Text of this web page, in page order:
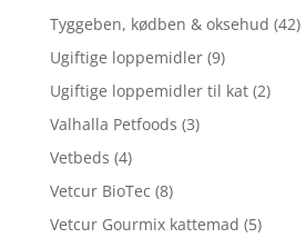
Tyggeben, kødben & oksehud (42)
Ugiftige loppemidler (9)
Ugiftige loppemidler til kat (2)
Valhalla Petfoods (3)
Vetbeds (4)
Vetcur BioTec (8)
Vetcur Gourmix kattemad (5)